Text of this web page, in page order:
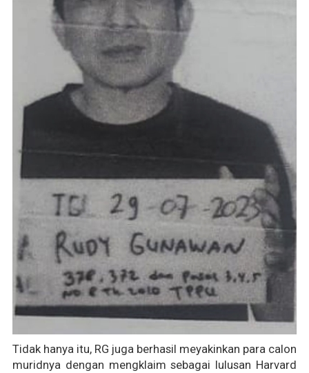
Tidak hanya itu, RG juga berhasil meyakinkan para calon
muridnya dengan mengklaim sebagai lulusan Harvard